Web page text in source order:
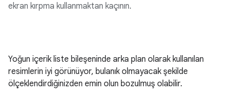
ekran kırpma kullanmaktan kaçının.
Yoğun içerik liste bileşeninde arka plan olarak kullanılan
resimlerin iyi görünüyor, bulanık olmayacak şekilde
ölçeklendirdiğinizden emin olun bozulmuş olabilir.